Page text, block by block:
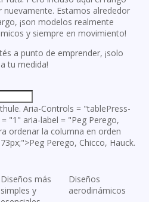
nuevamente. Estamos alrededor
¡son modelos realmente
y siempre en movimiento!
a punto de emprender, ¡solo
tu medida!
Aria-Controls = "tablePress-
"1" aria-label = "Peg Perego,
ordenar la columna en orden
Perego, Chicco, Hauck.
Diseños más
simples y
Diseños
aerodinámicos